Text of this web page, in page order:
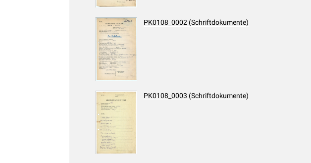
PK0108_0002 (Schriftdokumente)
PK0108_0003 (Schriftdokumente)